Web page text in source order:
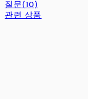
질문(10)
관련 상품